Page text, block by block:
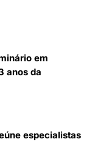
em
anos da
especialistas